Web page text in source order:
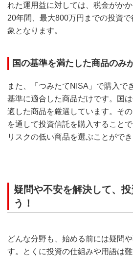
れた運用益に対しては、税金がか
20年間、最大800万円までの投資
象となります。
国の基準を満たした商品のみ
また、「つみたてNISA」で購入で
基準に適合した商品だけです。国
適した商品を厳選しています。そ
を通して投資信託を購入すること
リスクの低い商品を選ぶことができ
疑問や不安を解決して、
う！
どんな分野も、始める前には疑問
す。とくに投資の仕組みや用語は